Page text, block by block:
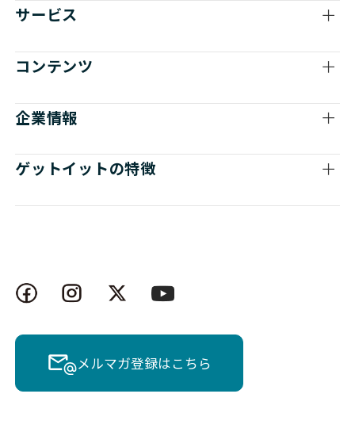
サービス
コンテンツ
企業情報
ゲットイットの特徴
メルマガ登録はこちら